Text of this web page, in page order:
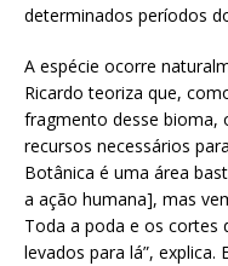
determinados períodos
A espécie ocorre
Ricardo teoriza que,
fragmento desse bioma,
recursos necessários
Botânica é uma área
a ação humana], mas
Toda a poda e os cortes
levados para lá”, explica.